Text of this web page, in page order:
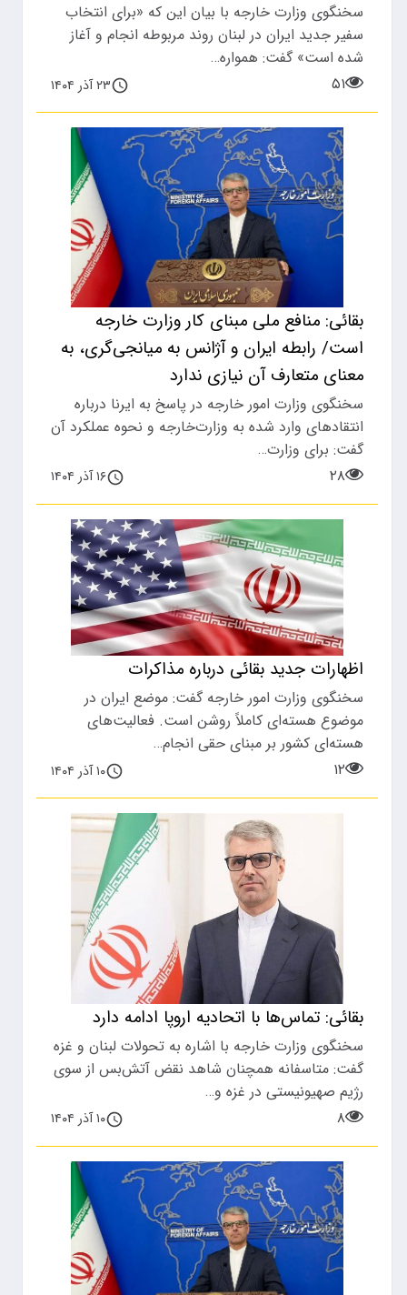
سخنگوی وزارت خارجه با بیان این که «برای انتخاب
سفیر جدید ایران در لبنان روند مربوطه انجام و آغاز
شده است» گفت: همواره…
۵۱
۲۳ آذر ۱۴۰۴
بقائی: منافع ملی مبنای کار وزارت خارجه
است/ رابطه ایران و آژانس به میانجی‌گری، به
معنای متعارف آن نیازی ندارد
سخنگوی وزارت امور خارجه در پاسخ به ایرنا درباره
انتقادهای وارد شده به وزارت‌خارجه و نحوه عملکرد آن
گفت: برای وزارت…
۲۸
۱۶ آذر ۱۴۰۴
اظهارات جدید بقائی درباره مذاکرات
سخنگوی وزارت امور خارجه گفت: موضع ایران در
موضوع هسته‌ای کاملاً روشن است. فعالیت‌های
هسته‌ای کشور بر مبنای حقی انجام…
۱۲
۱۰ آذر ۱۴۰۴
بقائی: تماس‌ها با اتحادیه اروپا ادامه دارد
سخنگوی وزارت خارجه با اشاره به تحولات لبنان و غزه
گفت: متاسفانه همچنان شاهد نقض آتش‌بس از سوی
رژیم صهیونیستی در غزه و…
۸
۱۰ آذر ۱۴۰۴